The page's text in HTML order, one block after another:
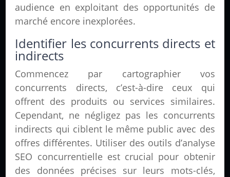
audience en exploitant des opportunités de
marché encore inexplorées.
Identifier les concurrents directs et
indirects
Commencez par cartographier vos
concurrents directs, c’est-à-dire ceux qui
offrent des produits ou services similaires.
Cependant, ne négligez pas les concurrents
indirects qui ciblent le même public avec des
offres différentes. Utiliser des outils d’analyse
SEO concurrentielle est crucial pour obtenir
des données précises sur leurs mots-clés,